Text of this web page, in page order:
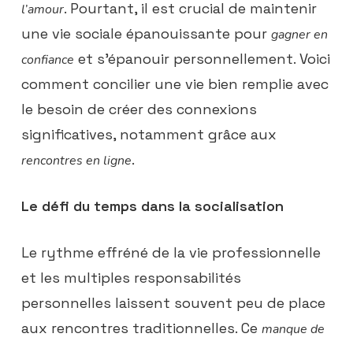
l’amour. Pourtant, il est crucial de maintenir
une vie sociale épanouissante pour gagner en
confiance et s’épanouir personnellement. Voici
comment concilier une vie bien remplie avec
le besoin de créer des connexions
significatives, notamment grâce aux
rencontres en ligne.
Le défi du temps dans la socialisation
Le rythme effréné de la vie professionnelle
et les multiples responsabilités
personnelles laissent souvent peu de place
aux rencontres traditionnelles. Ce manque de